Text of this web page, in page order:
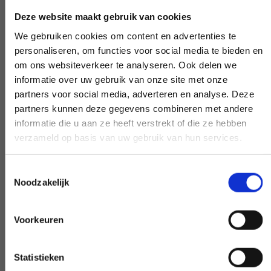
Deze website maakt gebruik van cookies
We gebruiken cookies om content en advertenties te
personaliseren, om functies voor social media te bieden en
om ons websiteverkeer te analyseren. Ook delen we
informatie over uw gebruik van onze site met onze
partners voor social media, adverteren en analyse. Deze
partners kunnen deze gegevens combineren met andere
informatie die u aan ze heeft verstrekt of die ze hebben
verzameld op basis van uw gebruik van hun services.
Noodzakelijk
Voorkeuren
Statistieken
zwariować, nie martw się.
Eksperci, którzy pomogą Ci dalej
Jeśli masz pytanie, które ma wpływ na
naszą pracę, podnieś słuchawkę i zadaj je.
Nasi eksperci zapewnią jasność na
żądanie.
Wczesna i późna dostępność
godzinami pracy? Podejmij decyzję, a my